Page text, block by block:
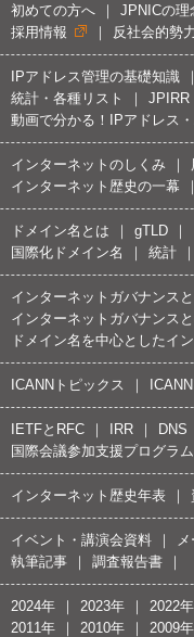
初めての方へ JPNICの理
採用情報
反社会的勢
IPアドレス管理の基礎知識
統計・各種リスト
JPIRR
動画で分かる！IPアドレス
インターネットのしくみ
インターネット歴史の一幕
ドメイン名とは gTLD
国際化ドメイン名
統計
インターネットガバナンス
インターネットガバナンス
ドメイン名を中心としたイ
ICANNトピックス
IETFとRFC IRR DNS
国際会議参加支援プログラム
インターネット歴史年表
イベント・講演会資料
執筆記事
調査報告書
2024年 2023年 2022年
2011年
2010年 2009年